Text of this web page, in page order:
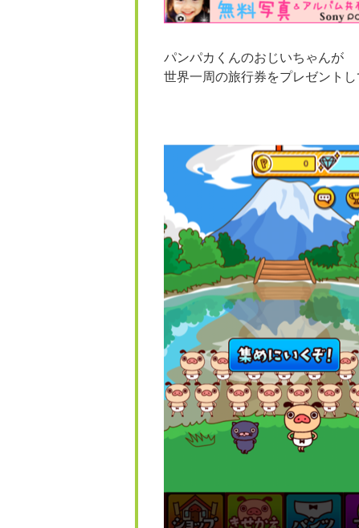
パンパカくんのおじいちゃんが
世界一周の旅行券をプレゼント